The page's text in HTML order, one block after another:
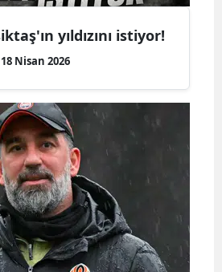
yıldızını istiyor!
18 Nisan 2026